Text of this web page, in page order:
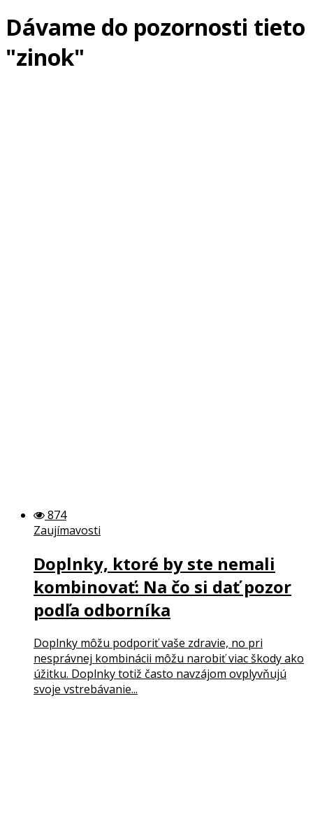
Dávame do pozornosti tieto
"zinok"
874
Zaujímavosti
Doplnky, ktoré by ste nemali
kombinovať: Na čo si dať pozor
podľa odborníka
Doplnky môžu podporiť vaše zdravie, no pri
nesprávnej kombinácii môžu narobiť viac škody ako
úžitku. Doplnky totiž často navzájom ovplyvňujú
svoje vstrebávanie...